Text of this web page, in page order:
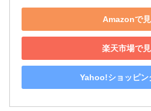
Amazonで
楽天市場で
Yahoo!ショッピン